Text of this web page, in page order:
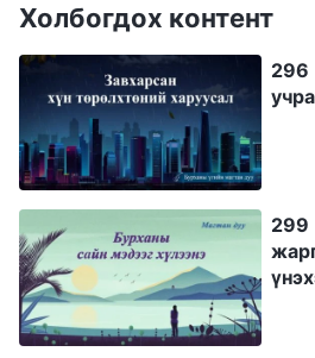
Холбогдох контент
296
299